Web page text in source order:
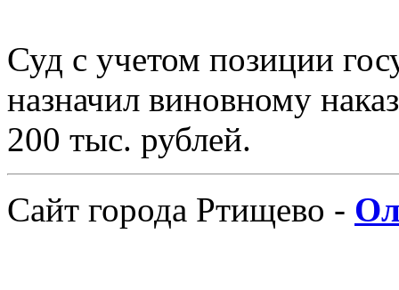
Суд с учетом позиции
назначил виновному
200 тыс. рублей.
Сайт города Ртищево -